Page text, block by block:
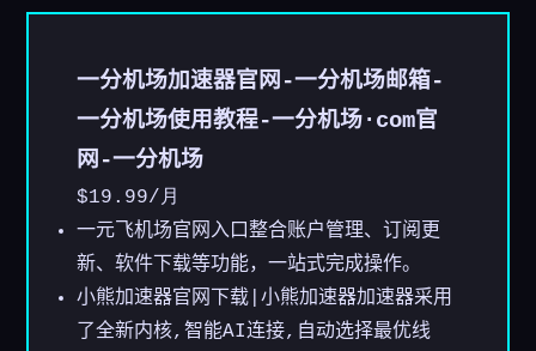
一分机场加速器官网-一分机场邮箱-
一分机场使用教程-一分机场·com官
网-一分机场
$19.99/月
一元飞机场官网入口整合账户管理、订阅更
新、软件下载等功能，一站式完成操作。
小熊加速器官网下载|小熊加速器加速器采用
了全新内核,智能AI连接,自动选择最优线